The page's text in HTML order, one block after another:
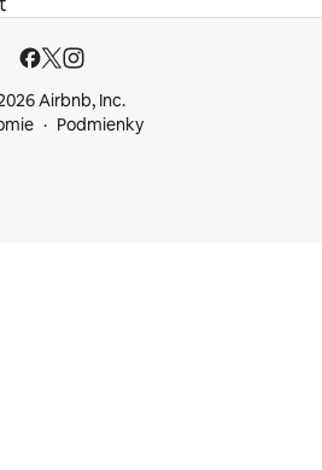
Airbnb, Inc.
Podmienky